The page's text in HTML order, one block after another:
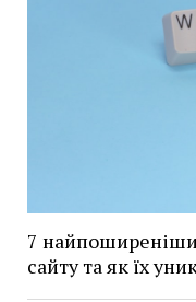
7
сайту та як їх